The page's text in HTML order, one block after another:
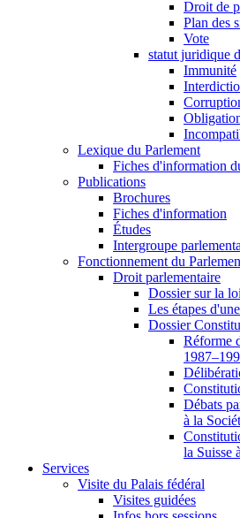
Droit de
Plan des
Vote
statut juridique
Immunité
Lexique du Parlement
Fiches d'information
Publications
Brochures
Fiches d'information
Études
Intergroupe
Fonctionnement du
Droit parlementaire
Dossier sur la
Les étapes
Dossier
Réforme
Débats
à la
la Suisse
Services
Visite du Palais fédéral
Visites guidées